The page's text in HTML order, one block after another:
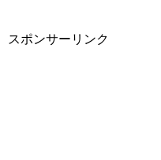
スポンサーリンク